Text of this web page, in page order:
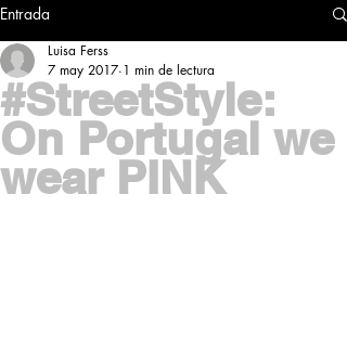
Entrada
#StreetStyle:
On Portugal we
wear PINK
Luisa Ferss
7 may 2017 1 min de lectura